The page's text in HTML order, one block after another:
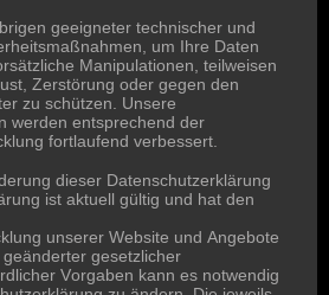
geeigneter technischer und
um Ihre Daten
Manipulationen, teilweisen
Zerstörung oder gegen den
zu schützen. Unsere
werden entsprechend der
fortlaufend verbessert.
dieser Datenschutzerklärung
ist aktuell gültig und hat den
unserer Website und Angebote
gesetzlicher
Vorgaben kann es notwendig